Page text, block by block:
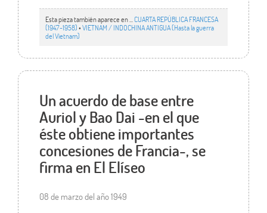
Esta pieza también aparece en ... CUARTA REPÚBLICA FRANCESA
(1947-1958)•VIETNAM / INDOCHINA ANTIGUA (Hasta la guerra
del Vietnam)
Un acuerdo de base entre
Auriol y Bao Dai -en el que
éste obtiene importantes
concesiones de Francia-, se
firma en El Elíseo
08 de marzo del año 1949